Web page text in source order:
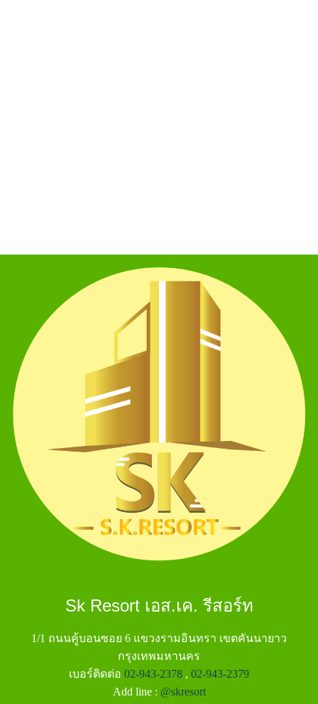
Sk Resort เอส.เค. รีสอร์ท
1/1 ถนนคู้บอนซอย 6 แขวงรามอินทรา เขตคันนายาว
กรุงเทพมหานคร
เบอร์ติดต่อ 02-943-2378 , 02-943-2379
Add line : @skresort